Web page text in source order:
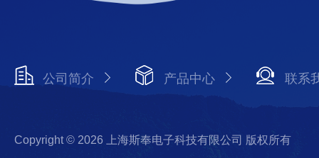
公司简介 产品中心 联系
Copyright © 2026 上海斯奉电子科技有限公司 版权所有